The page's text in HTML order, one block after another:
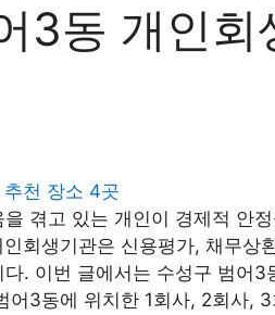
3동 개인회
천 장소 4곳
겪고 있는 개인이 경제적 안
회생기관은 신용평가, 채무상
. 이번 글에서는 수성구 범어
어3동에 위치한 1회사, 2회사,